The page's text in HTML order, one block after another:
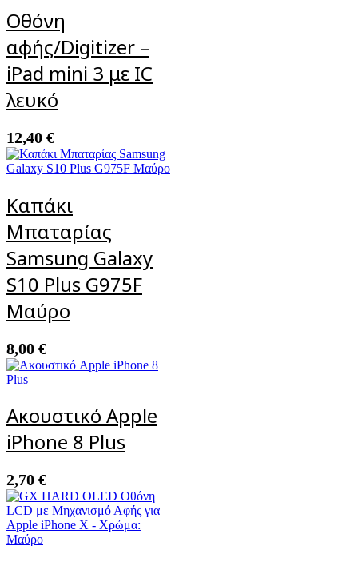
Οθόνη
αφής/Digitizer –
iPad mini 3 με IC
λευκό
12,40 €
Καπάκι
Μπαταρίας
Samsung Galaxy
S10 Plus G975F
Μαύρο
8,00 €
Ακουστικό Apple
iPhone 8 Plus
2,70 €